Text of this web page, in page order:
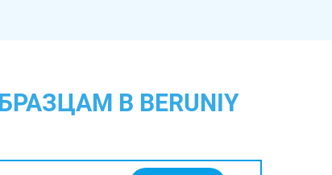
В BERUNIY